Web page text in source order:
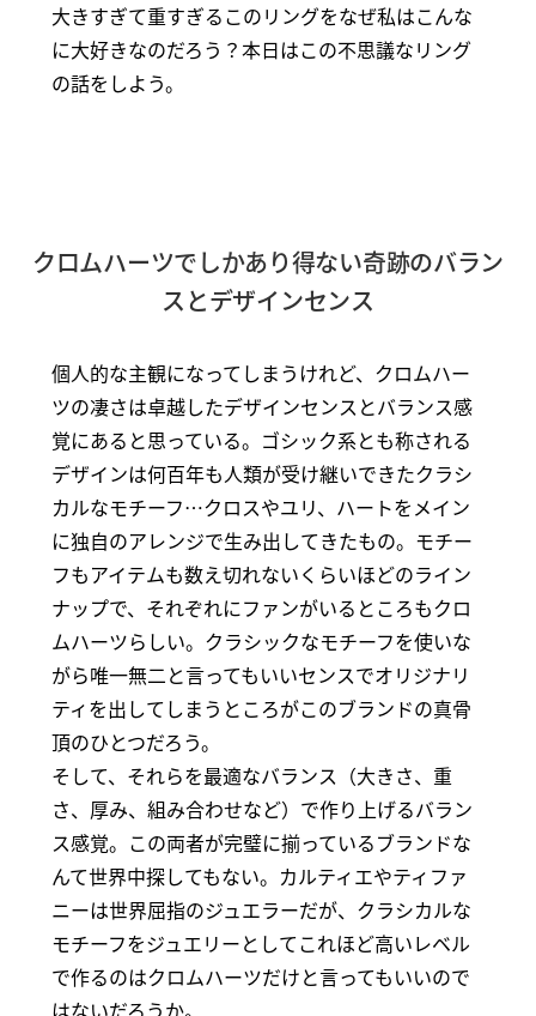
大きすぎて重すぎるこのリングをなぜ私はこんな
に大好きなのだろう？本日はこの不思議なリング
の話をしよう。
クロムハーツでしかあり得ない奇跡のバラン
スとデザインセンス
個人的な主観になってしまうけれど、クロムハー
ツの凄さは卓越したデザインセンスとバランス感
覚にあると思っている。ゴシック系とも称される
デザインは何百年も人類が受け継いできたクラシ
カルなモチーフ…クロスやユリ、ハートをメイン
に独自のアレンジで生み出してきたもの。モチー
フもアイテムも数え切れないくらいほどのライン
ナップで、それぞれにファンがいるところもクロ
ムハーツらしい。クラシックなモチーフを使いな
がら唯一無二と言ってもいいセンスでオリジナリ
ティを出してしまうところがこのブランドの真骨
頂のひとつだろう。
そして、それらを最適なバランス（大きさ、重
さ、厚み、組み合わせなど）で作り上げるバラン
ス感覚。この両者が完璧に揃っているブランドな
んて世界中探してもない。カルティエやティファ
ニーは世界屈指のジュエラーだが、クラシカルな
モチーフをジュエリーとしてこれほど高いレベル
で作るのはクロムハーツだけと言ってもいいので